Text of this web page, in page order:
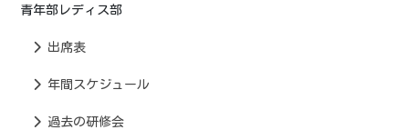
青年部レディス部
出席表
年間スケジュール
過去の研修会